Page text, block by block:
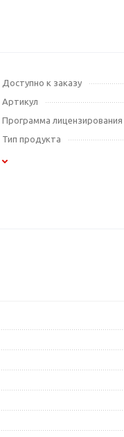
Доступно к заказу
Артикул
Программа лицензирования
Тип продукта